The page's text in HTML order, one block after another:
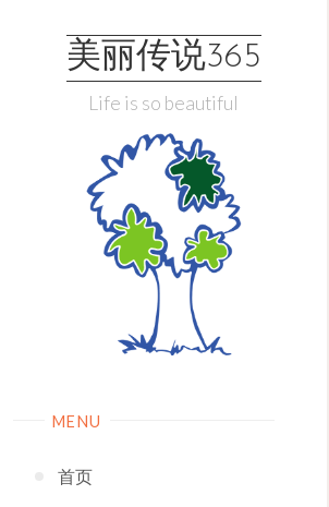
美丽传说365
Life is so beautiful
MENU
首页